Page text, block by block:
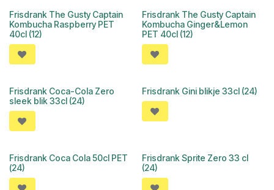
Frisdrank The Gusty Captain
Kombucha Raspberry PET
40cl (12)
Frisdrank The Gusty Captain
Kombucha Ginger&Lemon
PET 40cl (12)
Frisdrank Coca-Cola Zero
sleek blik 33cl (24)
Frisdrank Gini blikje 33cl (24)
Frisdrank Coca Cola 50cl PET
(24)
Frisdrank Sprite Zero 33 cl
(24)